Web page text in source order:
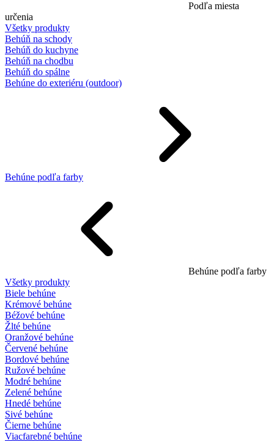
Podľa miesta
určenia
Všetky produkty
Behúň na schody
Behúň do kuchyne
Behúň na chodbu
Behúň do spálne
Behúne do exteriéru (outdoor)
Behúne podľa farby
Behúne podľa farby
Všetky produkty
Biele behúne
Krémové behúne
Béžové behúne
Žlté behúne
Oranžové behúne
Červené behúne
Bordové behúne
Ružové behúne
Modré behúne
Zelené behúne
Hnedé behúne
Sivé behúne
Čierne behúne
Viacfarebné behúne